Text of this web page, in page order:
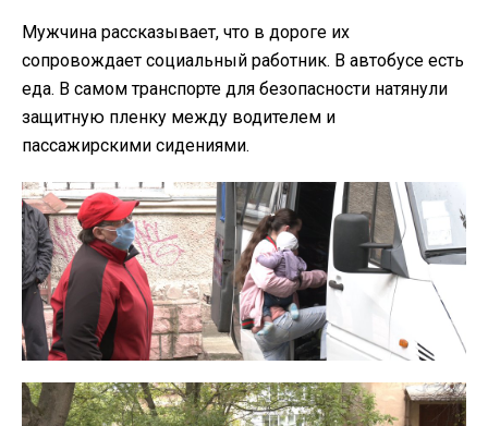
Мужчина рассказывает, что в дороге их
сопровождает социальный работник. В автобусе есть
еда. В самом транспорте для безопасности натянули
защитную пленку между водителем и
пассажирскими сидениями.